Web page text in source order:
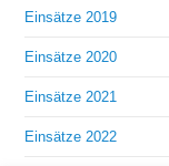
Einsätze 2019
Einsätze 2020
Einsätze 2021
Einsätze 2022